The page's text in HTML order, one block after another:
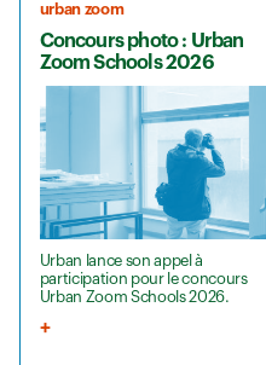
urban zoom
Concours photo : Urban
Zoom Schools 2026
Urban lance son appel à
participation pour le concours
Urban Zoom Schools 2026.